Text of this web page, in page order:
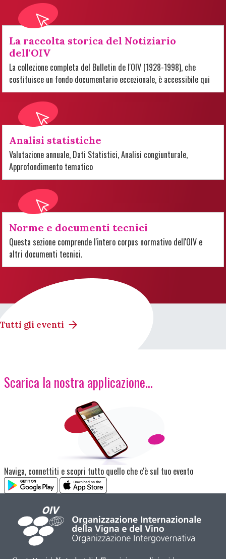
La raccolta storica del Notiziario
dell'OIV
La collezione completa del Bulletin de l'OIV (1928-1998), che
costituisce un fondo documentario eccezionale, è accessibile qui
Analisi statistiche
Valutazione annuale, Dati Statistici, Analisi congiunturale,
Approfondimento tematico
Norme e documenti tecnici
Questa sezione comprende l'intero corpus normativo dell'OIV e
altri documenti tecnici.
Tutti gli eventi
Scarica la nostra applicazione...
Immagine
Naviga, connettiti e scopri tutto quello che c'è sul tuo evento